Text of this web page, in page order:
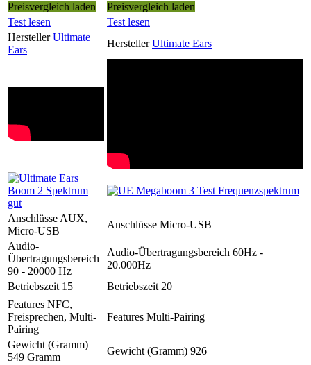
Preisvergleich laden
Preisvergleich laden
Test lesen
Test lesen
Hersteller Ultimate
Ears
Hersteller Ultimate Ears
Anschlüsse AUX,
Micro-USB
Anschlüsse Micro-USB
Audio-
Übertragungsbereich
90 - 20000 Hz
Audio-Übertragungsbereich 60Hz -
20.000Hz
Betriebszeit 15 Betriebszeit 20
Features NFC,
Freisprechen, Multi-
Pairing
Features Multi-Pairing
Gewicht (Gramm)
549 Gramm
Gewicht (Gramm) 926